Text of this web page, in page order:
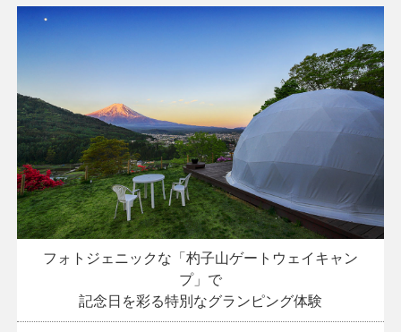
フォトジェニックな「杓子山ゲートウェイキャン
プ」で
記念日を彩る特別なグランピング体験